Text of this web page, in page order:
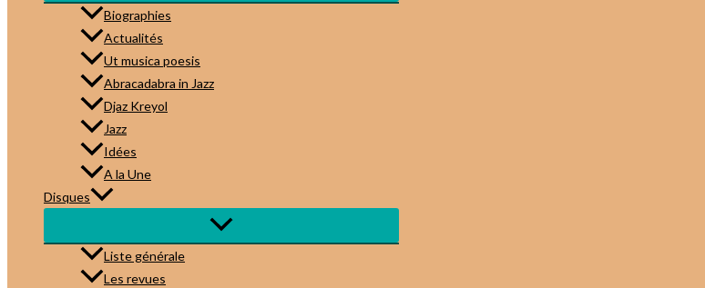
Biographies
Actualités
Ut musica poesis
Abracadabra in Jazz
Djaz Kreyol
Jazz
Idées
A la Une
Disques
Liste générale
Les revues